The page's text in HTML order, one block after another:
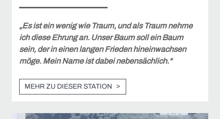
„Es ist ein wenig wie Traum, und als Traum nehme
ich diese Ehrung an. Unser Baum soll ein Baum
sein, der in einen langen Frieden hineinwachsen
möge. Mein Name ist dabei nebensächlich.“
MEHR ZU DIESER STATION